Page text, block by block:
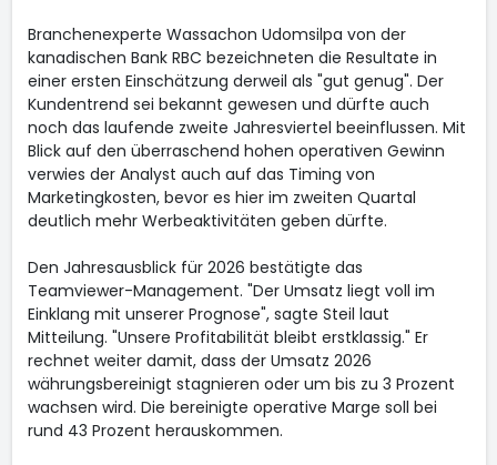
Branchenexperte Wassachon Udomsilpa von der
kanadischen Bank RBC bezeichneten die Resultate in
einer ersten Einschätzung derweil als "gut genug". Der
Kundentrend sei bekannt gewesen und dürfte auch
noch das laufende zweite Jahresviertel beeinflussen. Mit
Blick auf den überraschend hohen operativen Gewinn
verwies der Analyst auch auf das Timing von
Marketingkosten, bevor es hier im zweiten Quartal
deutlich mehr Werbeaktivitäten geben dürfte.
Den Jahresausblick für 2026 bestätigte das
Teamviewer-Management. "Der Umsatz liegt voll im
Einklang mit unserer Prognose", sagte Steil laut
Mitteilung. "Unsere Profitabilität bleibt erstklassig." Er
rechnet weiter damit, dass der Umsatz 2026
währungsbereinigt stagnieren oder um bis zu 3 Prozent
wachsen wird. Die bereinigte operative Marge soll bei
rund 43 Prozent herauskommen.